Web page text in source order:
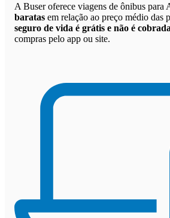
A Buser oferece viagens de ônibus para
baratas em relação ao preço médio das
seguro de vida é grátis e não é
compras pelo app ou site.